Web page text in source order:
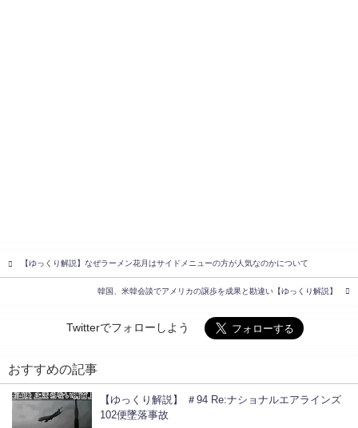
【ゆっくり解説】なぜラーメン花月はサイドメニューの方が人気なのかについて
韓国、米韓会談でアメリカの譲歩を成果と勘違い【ゆっくり解説】
Twitterでフォローしよう
おすすめの記事
【ゆっくり解説】 ＃94 Re:ナショナルエアラインズ
102便墜落事故